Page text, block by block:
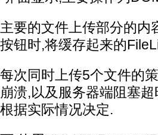
要的文件上传部分的内
钮时,将缓存起来的
次同时上传5个文件的
溃,以及服务器端阻塞
据实际情况决定.